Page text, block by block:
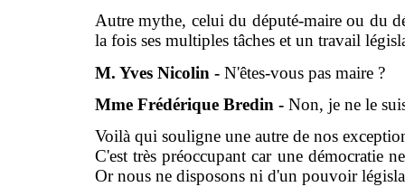
Autre mythe, celui du député-maire ou du
la fois ses multiples tâches et un travail
M. Yves Nicolin - N'êtes-vous pas maire ?
Mme Frédérique Bredin - Non, je ne le
Voilà qui souligne une autre de nos
C'est très préoccupant car une démocratie
Or nous ne disposons ni d'un pouvoir